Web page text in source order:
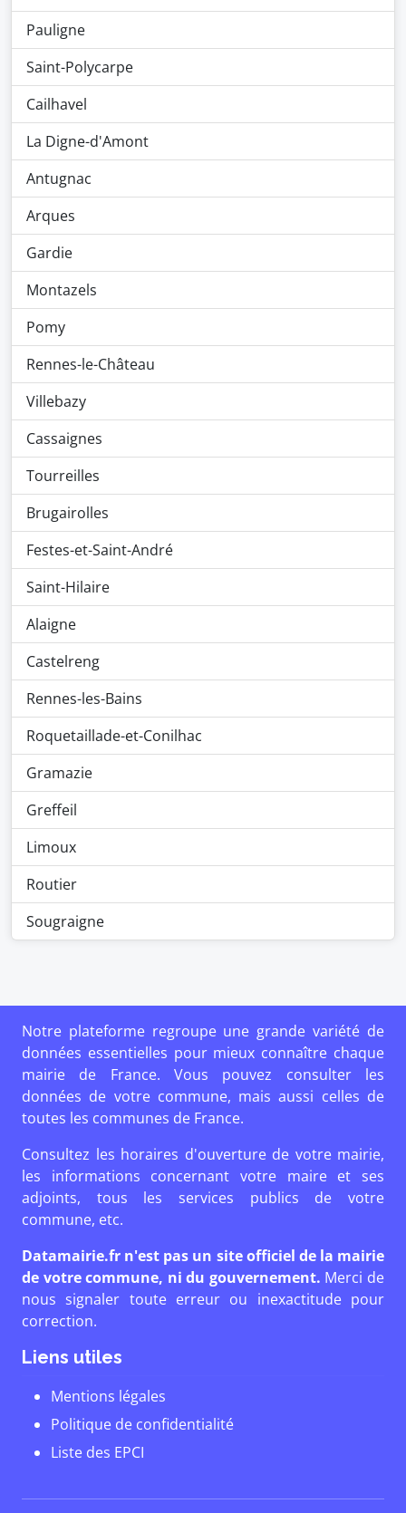
Pauligne
Saint-Polycarpe
Cailhavel
La Digne-d'Amont
Antugnac
Arques
Gardie
Montazels
Pomy
Rennes-le-Château
Villebazy
Cassaignes
Tourreilles
Brugairolles
Festes-et-Saint-André
Saint-Hilaire
Alaigne
Castelreng
Rennes-les-Bains
Roquetaillade-et-Conilhac
Gramazie
Greffeil
Limoux
Routier
Sougraigne
Notre plateforme regroupe une grande variété de
données essentielles pour mieux connaître chaque
mairie de France. Vous pouvez consulter les
données de votre commune, mais aussi celles de
toutes les communes de France.
Consultez les horaires d'ouverture de votre mairie,
les informations concernant votre maire et ses
adjoints, tous les services publics de votre
commune, etc.
Datamairie.fr n'est pas un site officiel de la mairie
de votre commune, ni du gouvernement. Merci de
nous signaler toute erreur ou inexactitude pour
correction.
Liens utiles
Mentions légales
Politique de confidentialité
Liste des EPCI